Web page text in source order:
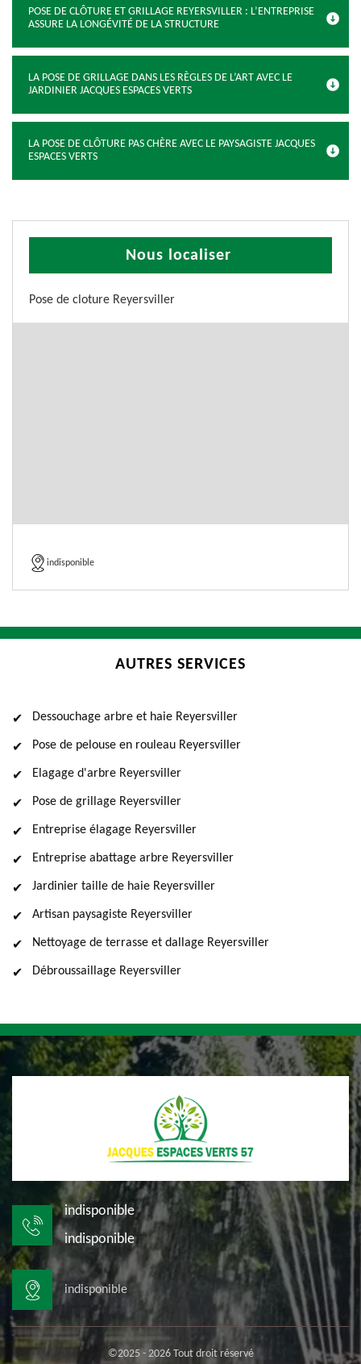
POSE DE CLÔTURE ET GRILLAGE REYERSVILLER : L’ENTREPRISE
ASSURE LA LONGÉVITÉ DE LA STRUCTURE
LA POSE DE GRILLAGE DANS LES RÈGLES DE L’ART AVEC LE
JARDINIER JACQUES ESPACES VERTS
LA POSE DE CLÔTURE PAS CHÈRE AVEC LE PAYSAGISTE JACQUES
ESPACES VERTS
Nous localiser
Pose de cloture Reyersviller
indisponible
AUTRES SERVICES
Dessouchage arbre et haie Reyersviller
Pose de pelouse en rouleau Reyersviller
Elagage d'arbre Reyersviller
Pose de grillage Reyersviller
Entreprise élagage Reyersviller
Entreprise abattage arbre Reyersviller
Jardinier taille de haie Reyersviller
Artisan paysagiste Reyersviller
Nettoyage de terrasse et dallage Reyersviller
Débroussaillage Reyersviller
indisponible
indisponible
indisponible
©2025 - 2026 Tout droit réservé